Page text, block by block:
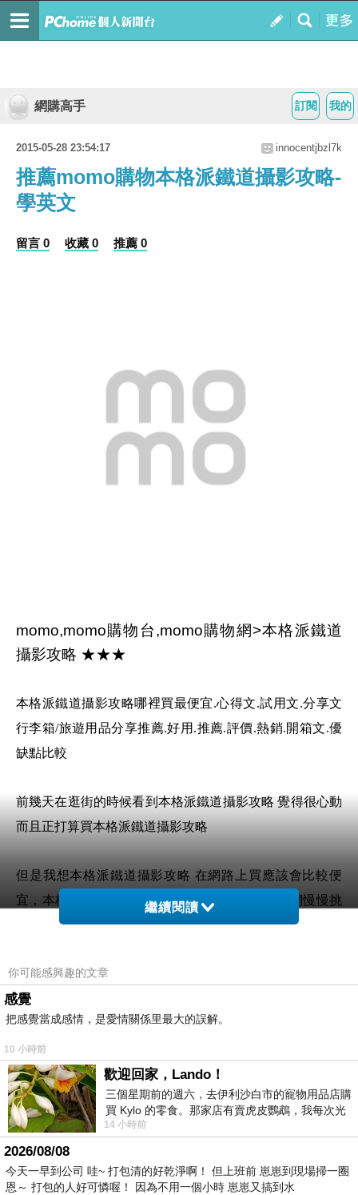
我的
訂閱
網購高手
2015-05-28 23:54:17 innocentjbzl7k
推薦momo購物本格派鐵道攝影攻略-
學英文
留言 0 收藏 0 推薦 0
momo,momo購物台,momo購物網>本格派鐵道
攝影攻略 ★★★
本格派鐵道攝影攻略哪裡買最便宜.心得文.試用文.分享文
行李箱/旅遊用品分享推薦.好用.推薦.評價.熱銷.開箱文.優
缺點比較
前幾天在逛街的時候看到本格派鐵道攝影攻略 覺得很心動
而且正打算買本格派鐵道攝影攻略
但是我想本格派鐵道攝影攻略 在網路上買應該會比較便
宜，本格派鐵道攝影攻略而且24小時都能買，上網慢慢挑
選，不用等店家開門也不用看店員臉色
想要購買本格派鐵道攝影攻略已經想很多天了!也
求助谷哥大神 發現本格派鐵道攝影攻略的評價真
的不錯想想哪裡買最便宜.心得文.試用文.分享文
行李箱/旅遊用品分享推薦.好用.推薦.評價.熱銷.
開箱文.優缺點比較
最後選擇在這購買本格派鐵道攝影攻略 的原因,
是因為比較有保障,也不會遇到詐騙集團,所以才
選擇在這購入
繼續閱讀
你可能感興趣的文章
感覺
把感覺當成感情，是愛情關係里最大的誤解。
10 小時前
歡迎回家，Lando！
三個星期前的週六，去伊利沙白市的寵物用品店購
買 Kylo 的零食。那家店有賣虎皮鸚鵡，我每次光
顧都會去看一下。他們偶爾會引進 C
14 小時前
2026/08/08
今天一早到公司 哇~ 打包清的好乾淨啊！ 但上班前 崽崽到現場掃一圈
恩～ 打包的人好可憐喔！ 因為不用一個小時 崽崽又搞到水